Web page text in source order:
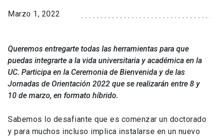
Marzo 1, 2022
Queremos entregarte todas las herramientas para que
puedas integrarte a la vida universitaria y académica en la
UC. Participa en la Ceremonia de Bienvenida y de las
Jornadas de Orientación 2022 que se realizarán entre 8 y
10 de marzo, en formato híbrido.
Sabemos lo desafiante que es comenzar un doctorado
y para muchos incluso implica instalarse en un nuevo